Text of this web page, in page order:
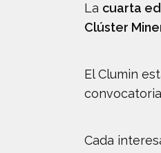
La cuarta
Clúster
El Clumin
Cada